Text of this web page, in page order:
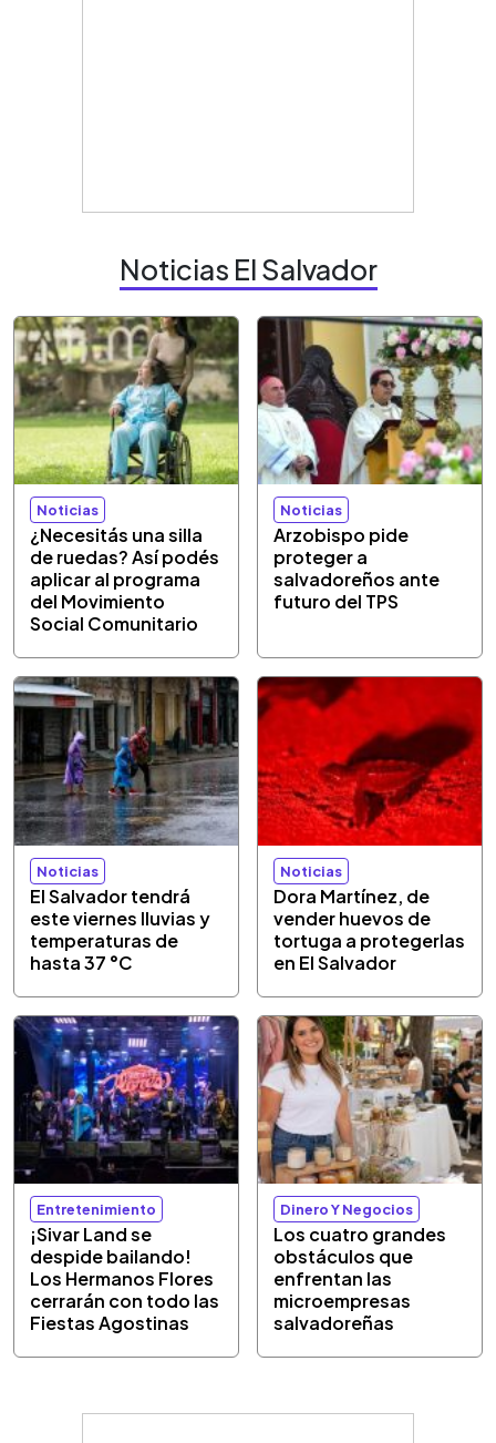
Noticias El Salvador
Noticias
¿Necesitás una silla
de ruedas? Así podés
aplicar al programa
del Movimiento
Social Comunitario
Noticias
Arzobispo pide
proteger a
salvadoreños ante
futuro del TPS
Noticias
El Salvador tendrá
este viernes lluvias y
temperaturas de
hasta 37 °C
Noticias
Dora Martínez, de
vender huevos de
tortuga a protegerlas
en El Salvador
Entretenimiento
¡Sivar Land se
despide bailando!
Los Hermanos Flores
cerrarán con todo las
Fiestas Agostinas
Dinero Y Negocios
Los cuatro grandes
obstáculos que
enfrentan las
microempresas
salvadoreñas